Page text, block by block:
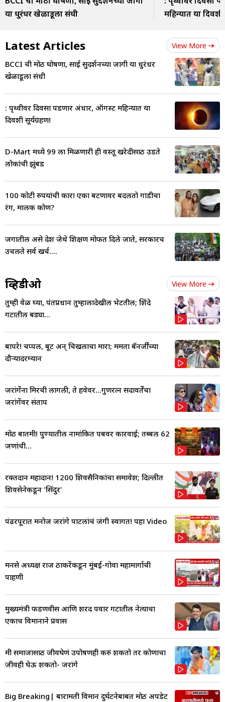
या धुरंधर खेळाडूला संधी
महिन्यात या
Latest Articles View More
BCCI ची मोठी घोषणा, साई सुदर्शनच्या जागी या धुरंधर
खेळाडूला संधी
: पृथ्वीवर दिवसा पडणार अंधार, ऑगस्ट महिन्यात या
दिवशी सूर्यग्रहण!
D-Mart मध्ये 99 ला मिळणारी ही वस्तू खरेदीसाठी उडते
लोकांची झुंबड
100 कोटी रुपयांची कार! एका बटणावर बदलतो गाडीचा
रंग, मालक कोण?
जगातील असे देश जेथे शिक्षण मोफत दिले जाते, सरकारच
उचलते सर्व खर्च....
व्हिडीओ View More
तुम्ही वेळ घ्या, पंतप्रधान तुम्हालादेखील भेटतील; शिंदे
गटातील बड्या...
बापरे! चप्पल, बूट अन् चिखलाचा मारा; ममता बॅनर्जींच्या
दौऱ्यादरम्यान
जरांगेंना मिरची लागली, ते हवेवर...गुणरत्न सदावर्तेंचा
जरांगेंवर संताप
मोठी बातमी! पुण्यातील नामांकित पबवर कारवाई; तब्बल 62
जणांची...
रक्तदान महादान! 1200 शिवसैनिकांचा समावेश; दिल्लीत
शिवसेनेकडून 'सिंदुर'
पंढरपूरात मनोज जरांगे पाटलांचं जंगी स्वागत! पहा Video
मनसे अध्यक्ष राज ठाकरेंकडून मुंबई-गोवा महामार्गाची
पाहणी
मुख्यमंत्री फडणवीस आणि शरद पवार गटातील नेत्याचा
एकाच विमानाने प्रवास
मी समाजासाठी जीवघेणं उपोषणही करु शकतो तर कोणाचा
जीवही घेऊ शकतो- जरांगे
Big Breaking| बारामती विमान दुर्घटनेबाबत मोठी अपडेट